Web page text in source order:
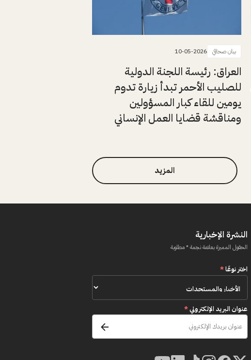
بيان صحافي 10-05-2026
العراق: رئيسة اللجنة الدولية
للصليب الأحمر تبدأ زيارة تدوم
يومين للقاء كبار المسؤولين
ومناقشة قضايا العمل الإنساني
المزيد
النشرة الإخبارية
الحقول المميزة بعلامة نجمة * مطلوبة
اختر نوعًا*
عنوان البريد الإلكتروني*